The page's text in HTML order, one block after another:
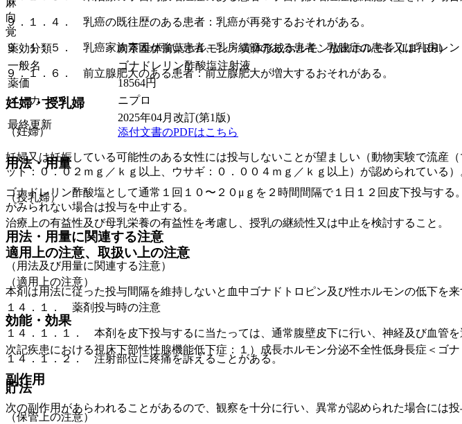
９．１．４． 乳癌の既往歴のある患者：乳癌が再発するおそれがある。
９．１．５． 乳癌家族素因が強い患者、乳房結節のある患者、乳腺症の患者又は乳房レ
９．１．６． 前立腺肥大のある患者：前立腺肥大が増大するおそれがある。
妊婦・授乳婦
（妊婦）
妊婦又は妊娠している可能性のある女性には投与しないことが望ましい（動物実験で流産
ット：０．０２ｍｇ／ｋｇ以上、ウサギ：０．００４ｍｇ／ｋｇ以上）が認められている）
（授乳婦）
治療上の有益性及び母乳栄養の有益性を考慮し、授乳の継続性又は中止を検討すること。
適用上の注意、取扱い上の注意
（適用上の注意）
１４．１． 薬剤投与時の注意
１４．１．１． 本剤を皮下投与するに当たっては、通常腹壁皮下に行い、神経及び血管
１４．１．２． 注射部位に疼痛を訴えることがある。
貯法
（保管上の注意）
向
覚
薬効分類
向下垂体前葉ホルモン > 黄体形成ホルモン放出ホルモン (LH−RH)
一般名
ゴナドレリン酢酸塩注射液
薬価
18564円
メーカー
ニプロ
最終更新
2025年04月改訂(第1版)
添付文書のPDFはこちら
用法・用量
ゴナドレリン酢酸塩として通常１回１０〜２０μｇを２時間間隔で１日１２回皮下投与す
がみられない場合は投与を中止する。
用法・用量に関連する注意
（用法及び用量に関連する注意）
本剤は用法に従った投与間隔を維持しないと血中ゴナドトロピン及び性ホルモンの低下を
効能・効果
次記疾患における視床下部性性腺機能低下症：１）成長ホルモン分泌不全性低身長症＜ゴ
副作用
次の副作用があらわれることがあるので、観察を十分に行い、異常が認められた場合には